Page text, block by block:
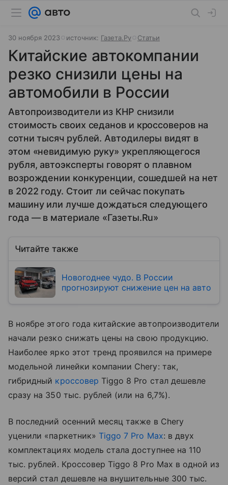
30 ноября 2023 источник: Газета.Ру Статьи
Китайские автокомпании
резко снизили цены на
автомобили в России
Автопроизводители из КНР снизили
стоимость своих седанов и кроссоверов на
сотни тысяч рублей. Автодилеры видят в
этом «невидимую руку» укрепляющегося
рубля, автоэксперты говорят о плавном
возрождении конкуренции, сошедшей на нет
в 2022 году. Стоит ли сейчас покупать
машину или лучше дождаться следующего
года — в материале «Газеты.Ru»
Читайте также
Новогоднее чудо. В России
прогнозируют снижение цен на авто
В ноябре этого года китайские автопроизводители
начали резко снижать цены на свою продукцию.
Наиболее ярко этот тренд проявился на примере
модельной линейки компании Chery: так,
гибридный кроссовер Tiggo 8 Pro стал дешевле
сразу на 350 тыс. рублей (или на 6,7%).
В последний осенний месяц также в Chery
уценили «паркетник» Tiggo 7 Pro Max: в двух
комплектациях модель стала доступнее на 110
тыс. рублей. Кроссовер Tiggo 8 Pro Max в одной из
версий стал дешевле на внушительные 300 тыс.